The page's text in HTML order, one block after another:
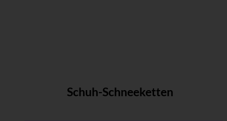
Schuh-Schneeketten